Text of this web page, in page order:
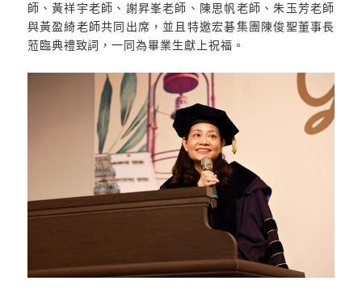
師、黃祥宇老師、謝昇峯老師、陳思帆老師、朱玉芳老師
與黃盈綺老師共同出席，並且特邀宏碁集團陳俊聖董事長
蒞臨典禮致詞，一同為畢業生獻上祝福。